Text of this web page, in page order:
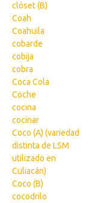
clóset (B)
Coah
Coahuila
cobarde
cobija
cobra
Coca Cola
Coche
cocina
cocinar
Coco (A) (variedad
distinta de LSM
utilizado en
Culiacán)
Coco (B)
cocodrilo